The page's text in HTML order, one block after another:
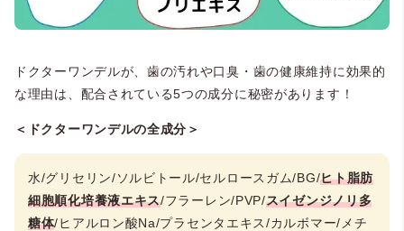
ドクターワンデルが、歯の汚れや口臭・歯の健康維持に効果的
な理由は、配合されている5つの成分に秘密があります！
＜ドクターワンデルの全成分＞
水/グリセリン/ソルビトール/セルロースガム/BG/ヒト脂肪
細胞順化培養液エキス/フラーレン/PVP/スイゼンジノリ多
糖体/ヒアルロン酸Na/プラセンタエキス/カルボマー/メチ